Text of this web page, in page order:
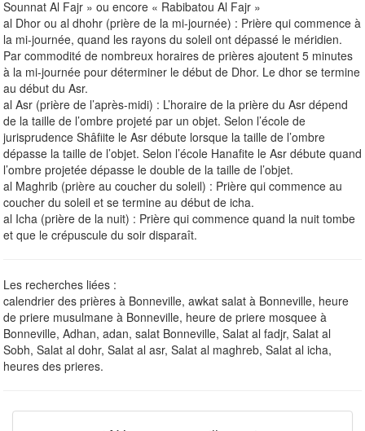
Sounnat Al Fajr » ou encore « Rabibatou Al Fajr »
al Dhor ou al dhohr (prière de la mi-journée) : Prière qui commence à
la mi-journée, quand les rayons du soleil ont dépassé le méridien.
Par commodité de nombreux horaires de prières ajoutent 5 minutes
à la mi-journée pour déterminer le début de Dhor. Le dhor se termine
au début du Asr.
al Asr (prière de l’après-midi) : L’horaire de la prière du Asr dépend
de la taille de l’ombre projeté par un objet. Selon l’école de
jurisprudence Shâfiite le Asr débute lorsque la taille de l’ombre
dépasse la taille de l’objet. Selon l’école Hanafite le Asr débute quand
l’ombre projetée dépasse le double de la taille de l’objet.
al Maghrib (prière au coucher du soleil) : Prière qui commence au
coucher du soleil et se termine au début de icha.
al Icha (prière de la nuit) : Prière qui commence quand la nuit tombe
et que le crépuscule du soir disparaît.
Les recherches liées :
calendrier des prières à Bonneville, awkat salat à Bonneville, heure
de priere musulmane à Bonneville, heure de priere mosquee à
Bonneville, Adhan, adan, salat Bonneville, Salat al fadjr, Salat al
Sobh, Salat al dohr, Salat al asr, Salat al maghreb, Salat al icha,
heures des prieres.